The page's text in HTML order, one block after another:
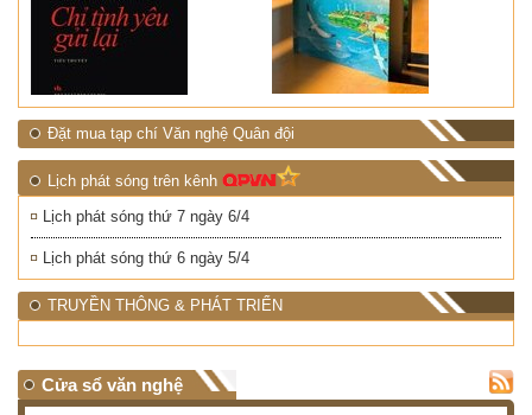
Đặt mua tạp chí Văn nghệ Quân đội
Lịch phát sóng trên kênh
Lịch phát sóng thứ 7 ngày 6/4
Lịch phát sóng thứ 6 ngày 5/4
TRUYỀN THÔNG & PHÁT TRIỂN
Cửa sổ văn nghệ